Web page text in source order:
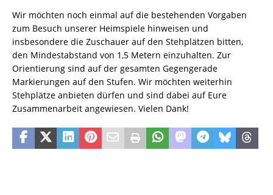
Wir möchten noch einmal auf die bestehenden Vorgaben
zum Besuch unserer Heimspiele hinweisen und
insbesondere die Zuschauer auf den Stehplätzen bitten,
den Mindestabstand von 1,5 Metern einzuhalten. Zur
Orientierung sind auf der gesamten Gegengerade
Markierungen auf den Stufen. Wir möchten weiterhin
Stehplätze anbieten dürfen und sind dabei auf Eure
Zusammenarbeit angewiesen. Vielen Dank!